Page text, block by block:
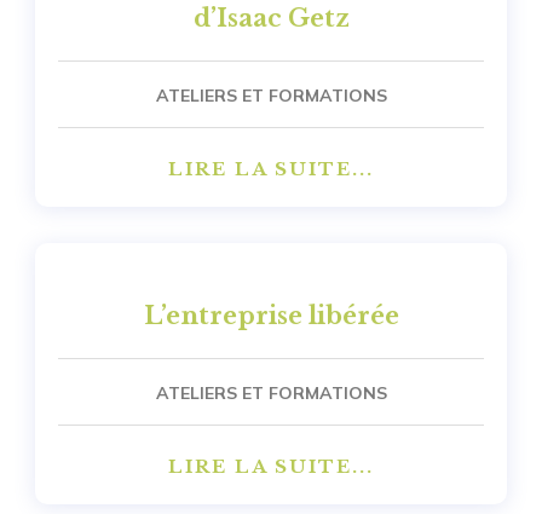
d’Isaac Getz
ATELIERS ET FORMATIONS
LIRE LA SUITE...
L’entreprise libérée
ATELIERS ET FORMATIONS
LIRE LA SUITE...